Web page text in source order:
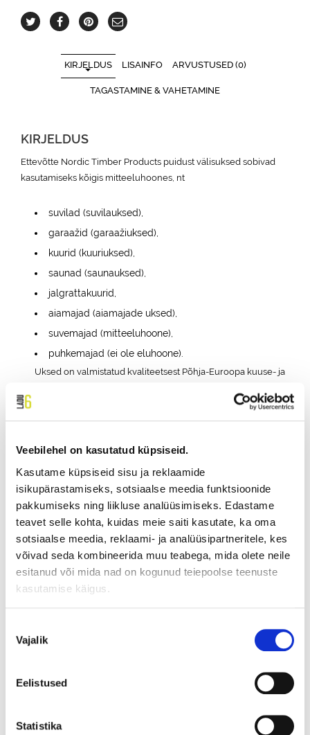
Veebilehel on kasutatud küpsiseid.
Kasutame küpsiseid sisu ja reklaamide
isikupärastamiseks, sotsiaalse meedia funktsioonide
pakkumiseks ning liikluse analüüsimiseks. Edastame
teavet selle kohta, kuidas meie saiti kasutate, ka oma
sotsiaalse meedia, reklaami- ja analüüsipartneritele, kes
võivad seda kombineerida muu teabega, mida olete neile
esitanud või mida nad on kogunud teiepoolse teenuste
kasutamise käigus.
valik
Vajalik
Eelistused
Statistika
KIRJELDUS LISAINFO ARVUSTUSED (0)
TAGASTAMINE & VAHETAMINE
KIRJELDUS
Ettevõtte Nordic Timber Products puidust välisuksed sobivad
kasutamiseks kõigis mitteeluhoones, nt
suvilad (suvilauksed),
garaažid (garaažiuksed),
kuurid (kuuriuksed),
saunad (saunauksed),
jalgrattakuurid,
aiamajad (aiamajade uksed),
suvemajad (mitteeluhoone),
puhkemajad (ei ole eluhoone).
Uksed on valmistatud kvaliteetsest Põhja-Euroopa kuuse- ja
isolatsioonivõime on hea. Lisaks on sise- ja välispaneeli
meie ustel on õhutuspilu tuuleisolatsiooni tagamiseks.
Toodame viis mudelit (täispaneel, väike teemandikujuline
aken, pool klaasiga, kolme klaasiga ja täisklaas) kaheksa
8 x 18 – 788 x 1778 mm (ukseava 700×1706 mm)
8 x 19 – 788 x 1878 mm (ukseava 700×1806 mm)
8 x 20 – 788 x 1978 mm (ukseava 700×1906 mm)
9 x 20 – 888 x 1978 mm (ukseava 800×1906 mm)
10 x 21 – 988 x 2078 mm (ukseava 900×2006 mm)
valdavalt kasutame 4190 Abloy analooglukku.